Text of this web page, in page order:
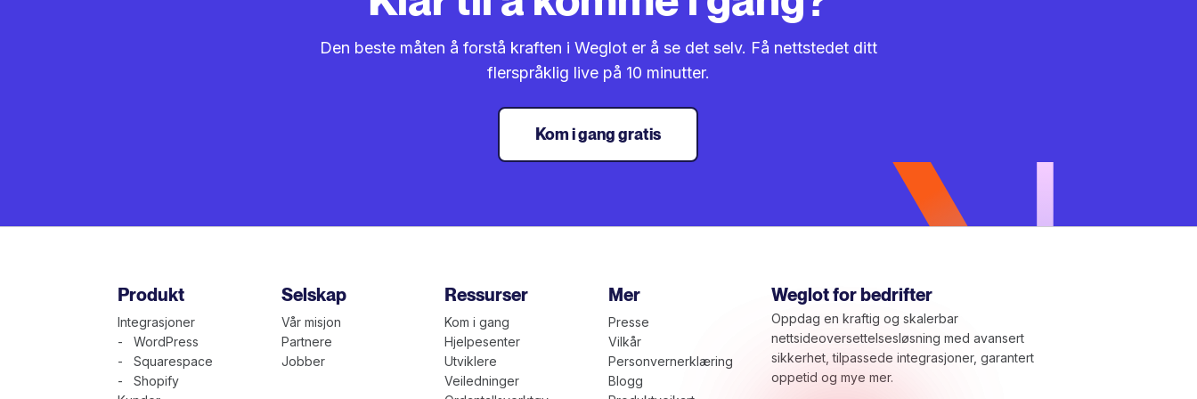
Den beste måten å forstå kraften i Weglot er å se det selv. Få nettstedet ditt
flerspråklig live på 10 minutter.
Kom i gang gratis
Produkt
Integrasjoner
- WordPress
- Squarespace
- Shopify
Selskap
Vår misjon
Partnere
Jobber
Ressurser
Kom i gang
Hjelpesenter
Utviklere
Veiledninger
Mer
Presse
Vilkår
Personvernerklæring
Blogg
Weglot for bedrifter
Oppdag en kraftig og skalerbar
nettsideoversettelsesløsning med avansert
sikkerhet, tilpassede integrasjoner, garantert
oppetid og mye mer.